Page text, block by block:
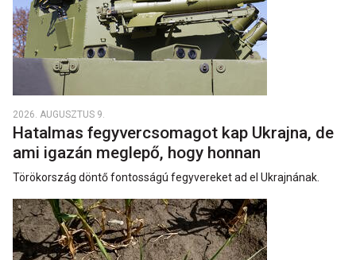
2026. AUGUSZTUS 9.
Hatalmas fegyvercsomagot kap Ukrajna, de
ami igazán meglepő, hogy honnan
Törökország döntő fontosságú fegyvereket ad el Ukrajnának.